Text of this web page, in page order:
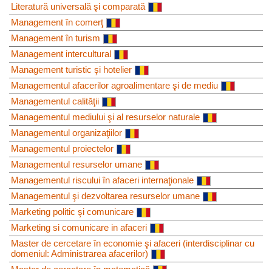
Literatură universală şi comparată
Management în comerţ
Management în turism
Management intercultural
Management turistic şi hotelier
Managementul afacerilor agroalimentare şi de mediu
Managementul calităţii
Managementul mediului şi al resurselor naturale
Managementul organizaţiilor
Managementul proiectelor
Managementul resurselor umane
Managementul riscului în afaceri internaţionale
Managementul şi dezvoltarea resurselor umane
Marketing politic şi comunicare
Marketing si comunicare in afaceri
Master de cercetare în economie şi afaceri (interdisciplinar cu
domeniul: Administrarea afacerilor)